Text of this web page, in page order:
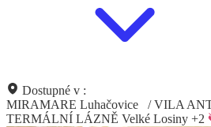
Dostupné v :
MIRAMARE Luhačovice
/ VILA
TERMÁLNÍ LÁZNĚ Velké Losiny +2